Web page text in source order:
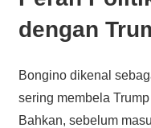
dengan
Bongino dikenal
sering membela
Bahkan, sebelum